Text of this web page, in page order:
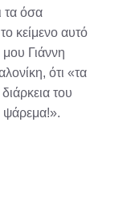
τα όσα
κείμενο αυτό
Γιάννη
ότι «τα
του
ψάρεμα!».